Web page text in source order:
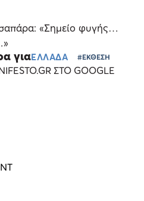
«Σημείο φυγής…
γιαΕΛΛΑΔΑ #ΕΚΘΕΣΗ
ΣΤΟ GOOGLE